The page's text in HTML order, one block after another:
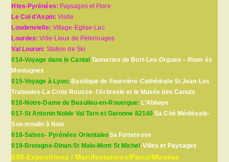
Htes-Pyrénées: Paysages et Flore
Le Col d’Aspin:Visite
Loudenvielle: Village-Eglise-Lac
Lourdes:Ville-Lieux de Pèlerinages
Val Louron: Station de Ski
014-Voyage dans le Cantal Tanneries de Bort-Les-Orgues – Riom ès
Montagnes
015-Voyage à Lyon: Basilique de Fourvière-Cathédrale St Jean-Les
Traboules-La Croix Rousse- l’Arbresle et le Musée des Canuts
016-Notre-Dame de Beaulieu-en-Rouergue: L’Abbaye
017-St Antonin Noble Val Tarn et Garonne 82140 Sa Cité Médiévale-
Son moulin à Noix
018-Salses- Pyrénées OrientalesSa Forteresse
019-Bretagne-Dinan-St Malo-Mont St Michel -Villes et Paysages
005-Expositions / Manifestations/Parcs/Musées